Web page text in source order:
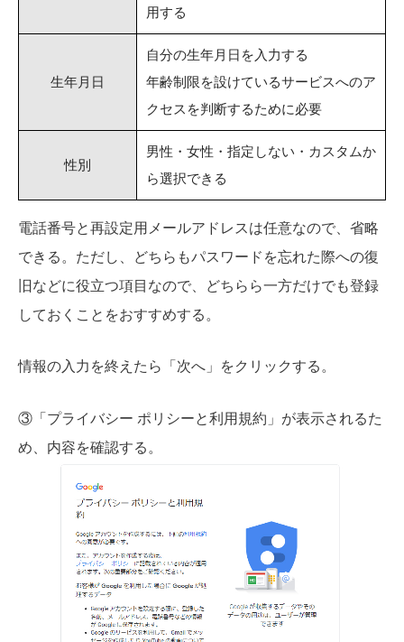
用する
生年月日
自分の生年月日を入力する
年齢制限を設けているサービスへのア
クセスを判断するために必要
性別
男性・女性・指定しない・カスタムか
ら選択できる
電話番号と再設定用メールアドレスは任意なので、省略
できる。ただし、どちらもパスワードを忘れた際への復
旧などに役立つ項目なので、どちらら一方だけでも登録
しておくことをおすすめする。
情報の入力を終えたら「次へ」をクリックする。
③「プライバシー ポリシーと利用規約」が表示されるた
め、内容を確認する。